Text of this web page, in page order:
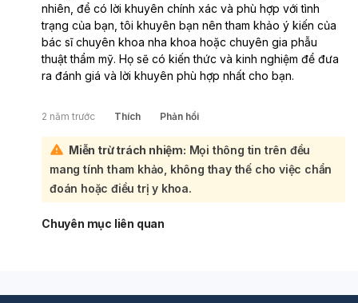
nhiên, để có lời khuyên chính xác và phù hợp với tình
trạng của bạn, tôi khuyên bạn nên tham khảo ý kiến của
bác sĩ chuyên khoa nha khoa hoặc chuyên gia phẫu
thuật thẩm mỹ. Họ sẽ có kiến thức và kinh nghiệm để đưa
ra đánh giá và lời khuyên phù hợp nhất cho bạn.
2 năm trước Thích Phản hồi
Miễn trừ trách nhiệm: Mọi thông tin trên đều
mang tính tham khảo, không thay thế cho việc chẩn
đoán hoặc điều trị y khoa.
Chuyên mục liên quan